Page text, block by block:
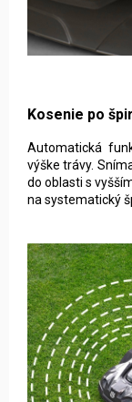
Kosenie po
Automatická
výške trávy.
do oblasti s
na systematický